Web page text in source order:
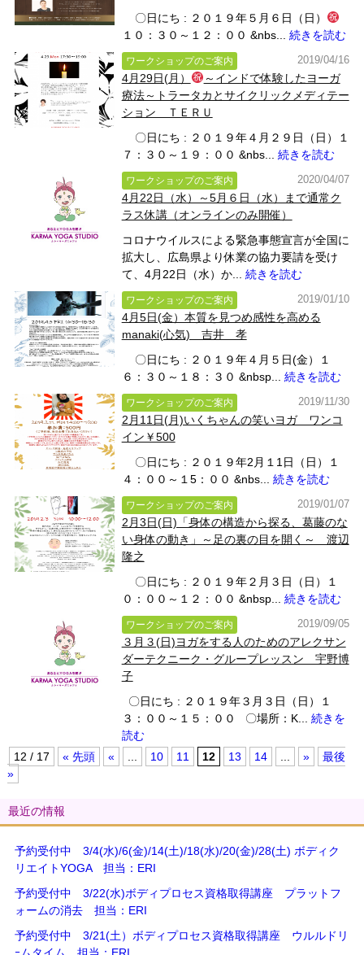
〇日にち : ２０１９年５月６日（日）
１０：３０～１２：００ &nbs... 続きを読む
ワークショップのご案内 2019/04/16
4月29日(月）
～インドで体験したヨーガ
療法～トラータカとサイクリックメディテー
ション ＴＥＲＵ
〇日にち : ２０１９年４月２９日（日）１
７：３０～１９：００ &nbs... 続きを読む
ワークショップのご案内 2020/04/07
4月22日（水）～5月６日（水）まで通常ク
ラス休講（オンラインのみ開催）
コロナウイルスによる緊急事態宣言が全国に
拡大し、広島県より休業の協力要請を受け
て、4月22日（水）か... 続きを読む
ワークショップのご案内 2019/01/10
4月5日(金）本質を見つめ感性を高める
manaki(心気) 吉井 孝
〇日にち : ２０１９年４月５日(金）１
６：３０～１８：３０ &nbsp... 続きを読む
ワークショップのご案内 2019/11/30
2月11日(月)いくちゃんの笑いヨガ ワンコ
イン￥500
〇日にち : ２０１９年2月１1日（日）１
４：００～１5：００ &nbs... 続きを読む
ワークショップのご案内 2019/01/07
2月3日(日)「身体の構造から探る、葛藤のな
い身体の動き」～足の裏の目を開く～ 渡辺
隆之
〇日にち : ２０１９年２月３日（日）１
０：００～１２：００ &nbsp... 続きを読む
ワークショップのご案内 2019/09/05
３月３(日)ヨガをする人のためのアレクサン
ダーテクニーク・グループレッスン 宇野博
子
〇日にち : ２０１９年３月３日（日）１
３：００～１５：００ 〇場所：K... 続きを
読む
12 / 17
« 先頭 « 10 11 12 13 14 »
最後
»
最近の情報
予約受付中 3/4(水)/6(金)/14(土)/18(水)/20(金)/28(土) ボディク
リエイトYOGA 担当：ERI
予約受付中 3/22(水)ボディプロセス資格取得講座 プラットフ
ォームの消去 担当：ERI
予約受付中 3/21(土）ボディプロセス資格取得講座 ウルルドリ